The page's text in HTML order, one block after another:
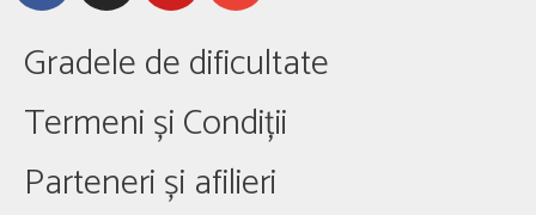
Gradele de dificultate
Termeni și Condiții
Parteneri și afilieri